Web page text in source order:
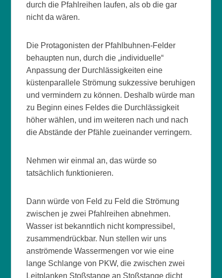
durch die Pfahlreihen laufen, als ob die gar
nicht da wären.
Die Protagonisten der Pfahlbuhnen-Felder
behaupten nun, durch die „individuelle“
Anpassung der Durchlässigkeiten eine
küstenparallele Strömung sukzessive beruhigen
und vermindern zu können. Deshalb würde man
zu Beginn eines Feldes die Durchlässigkeit
höher wählen, und im weiteren nach und nach
die Abstände der Pfähle zueinander verringern.
Nehmen wir einmal an, das würde so
tatsächlich funktionieren.
Dann würde von Feld zu Feld die Strömung
zwischen je zwei Pfahlreihen abnehmen.
Wasser ist bekanntlich nicht kompressibel,
zusammendrückbar. Nun stellen wir uns
anströmende Wassermengen vor wie eine
lange Schlange von PKW, die zwischen zwei
Leitplanken Stoßstange an Stoßstange dicht